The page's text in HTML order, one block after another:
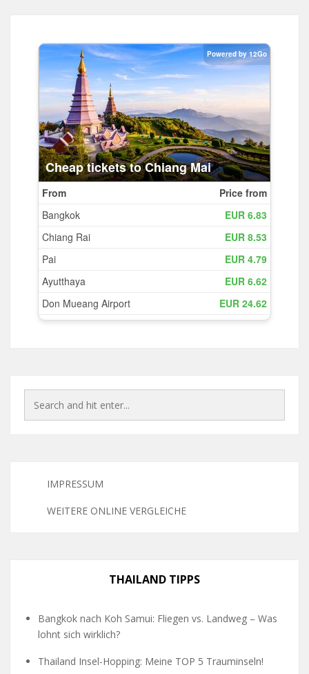
IMPRESSUM
WEITERE ONLINE VERGLEICHE
THAILAND TIPPS
Bangkok nach Koh Samui: Fliegen vs. Landweg – Was
lohnt sich wirklich?
Thailand Insel-Hopping: Meine TOP 5 Trauminseln!